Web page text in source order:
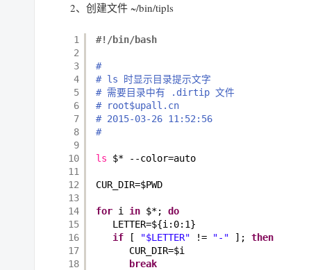
2、创建文件 ~/bin/tipls
1
2
3
4
5
6
7
8
9
10
11
12
13
14
15
16
17
18
#!/bin/bash
#
# ls 时显示目录提示文字
# 需要目录中有 .dirtip 文件
# root$upall.cn
# 2015-03-26 11:52:56
#
ls $* --color=auto
CUR_DIR=$PWD
for i in $*; do
LETTER=${i:0:1}
if
[ "$LETTER" != "-" ]; then
CUR_DIR=$i
break